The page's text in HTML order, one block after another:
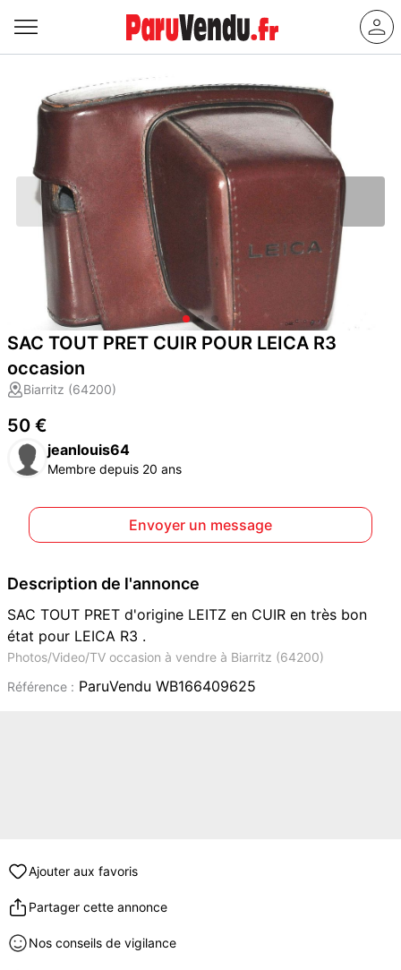
SAC TOUT PRET CUIR POUR LEICA R3
occasion
Biarritz (64200)
50 €
jeanlouis64
Membre depuis 20 ans
Envoyer un message
Description de l'annonce
SAC TOUT PRET d'origine LEITZ en CUIR en très bon
état pour LEICA R3 .
Photos/Video/TV occasion à vendre à Biarritz (64200)
Référence : ParuVendu WB166409625
Ajouter aux favoris
Partager cette annonce
Nos conseils de vigilance